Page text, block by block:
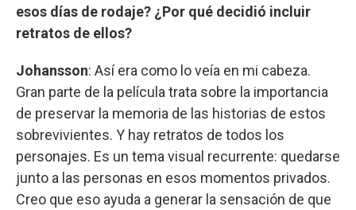
esos días de rodaje? ¿Por qué decidió incluir
retratos de ellos?
Johansson: Así era como lo veía en mi cabeza.
Gran parte de la película trata sobre la importancia
de preservar la memoria de las historias de estos
sobrevivientes. Y hay retratos de todos los
personajes. Es un tema visual recurrente: quedarse
junto a las personas en esos momentos privados.
Creo que eso ayuda a generar la sensación de que